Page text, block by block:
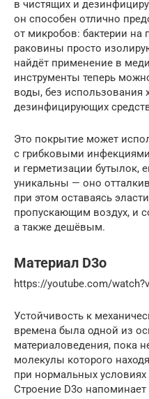
в чистящих и
он способен отлично
от микробов: бактерии на
раковины просто
найдёт применение в
инструменты теперь
воды, без использования
дезинфицирующих
Это покрытие может
с грибковыми
и герметизации бутылок,
уникальны — оно
при этом оставаясь
пропускающим воздух, и
а также дешёвым.
Материал D3o
https://youtube.com/
Устойчивость к
времена была одной из
материаловедения, пока
молекулы которого
при нормальных
Строение D3o напоминает